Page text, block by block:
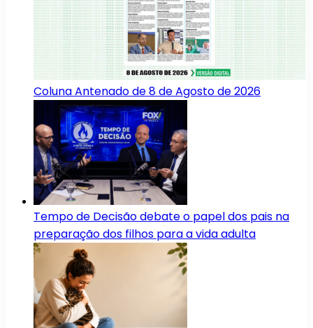
Coluna Antenado de 8 de Agosto de 2026
Tempo de Decisão debate o papel dos pais na
preparação dos filhos para a vida adulta